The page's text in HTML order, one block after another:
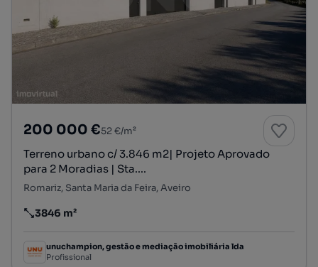
200 000 €52 €/m²
Terreno urbano c/ 3.846 m2| Projeto Aprovado
para 2 Moradias | Sta....
Romariz, Santa Maria da Feira, Aveiro
Preço por metro quadrado
3846 m²
unuchampion, gestão e mediação imobiliária lda
Profissional